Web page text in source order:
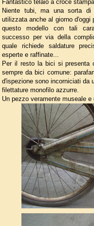
Fantastico telaio a croce
Niente tubi, ma una sorta di
utilizzata anche al giorno d'oggi
questo modello con tali
successo per via della
quale richiede saldature
esperte e raffinate...
Per il resto la bici si presenta
sempre da bici comune:
d'ispezione sono incorniciati da
filettature monofilo azzurre.
Un pezzo veramente museale e